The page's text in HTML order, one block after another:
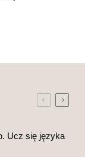
Ucz się języka